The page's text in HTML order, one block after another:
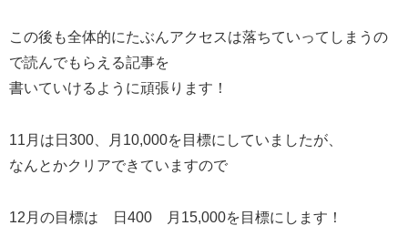
この後も全体的にたぶんアクセスは落ちていってしまうの
で読んでもらえる記事を
書いていけるように頑張ります！
11月は日300、月10,000を目標にしていましたが、
なんとかクリアできていますので
12月の目標は 日400 月15,000を目標にします！